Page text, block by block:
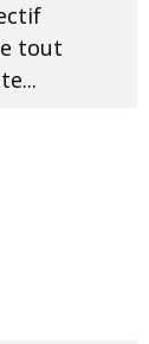
tout
...